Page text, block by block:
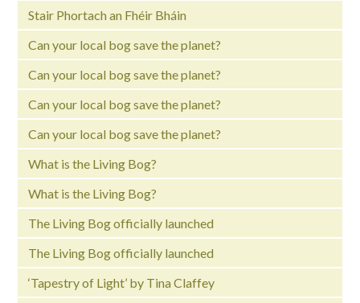
Stair Phortach an Fhéir Bháin
Can your local bog save the planet?
Can your local bog save the planet?
Can your local bog save the planet?
Can your local bog save the planet?
What is the Living Bog?
What is the Living Bog?
The Living Bog officially launched
The Living Bog officially launched
‘Tapestry of Light’ by Tina Claffey